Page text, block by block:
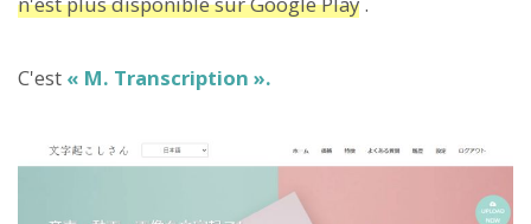
C'est « M. Transcription ».